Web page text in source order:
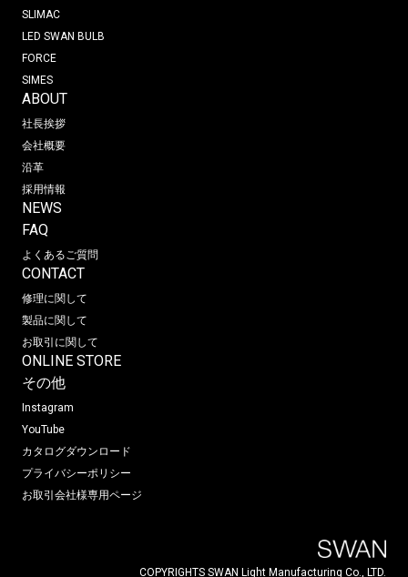
SLIMAC
LED SWAN BULB
FORCE
SIMES
ABOUT
社長挨拶
会社概要
沿革
採用情報
NEWS
FAQ
よくあるご質問
CONTACT
修理に関して
製品に関して
お取引に関して
ONLINE STORE
その他
Instagram
YouTube
カタログダウンロード
プライバシーポリシー
お取引会社様専用ページ
COPYRIGHTS SWAN Light Manufacturing Co., LTD.